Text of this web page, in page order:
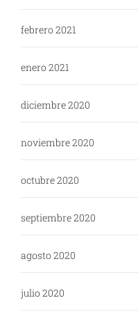
febrero 2021
enero 2021
diciembre 2020
noviembre 2020
octubre 2020
septiembre 2020
agosto 2020
julio 2020